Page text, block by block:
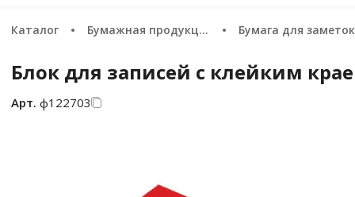
Каталог Бумажная продукция Бумага для заметок
Блок для записей с клейким
Арт. ф122703